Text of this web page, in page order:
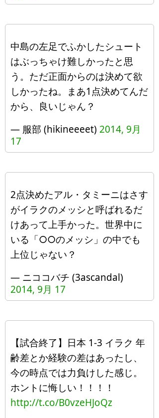
中島の左足でふかしたシュート
はぶっちゃけ難しかったと思
う。ただ正面からのは決めて欲
しかったね。まあ1点決めてんだ
から、良いじゃん？
— 服部 (hikineeeet) 2014, 9月
17
2点決めたアル・タミーニはさす
がイラクのメッシと呼ばれるだ
けあって上手かった。世界中に
いる「○○のメッシ」の中でも
上位じゃない？
— ニココバチ (3ascandal)
2014, 9月 17
【試合終了】日本 1-3 イラク 年
齢差とか経験の差はあったし、
今の時点では力負けした感じ。
ホントに悔しい！！！！
http://t.co/B0vzeHJoQz